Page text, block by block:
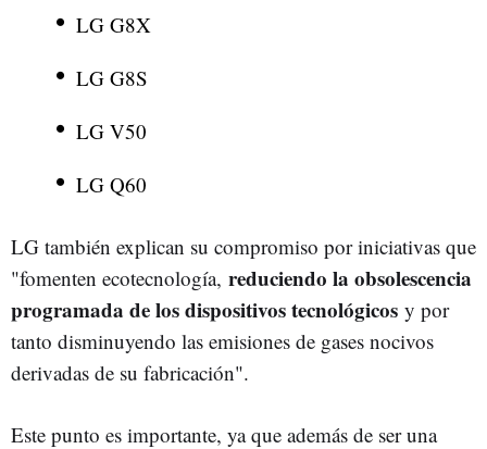
LG G8X
LG G8S
LG V50
LG Q60
LG también explican su compromiso por iniciativas que
"fomenten ecotecnología, reduciendo la obsolescencia
programada de los dispositivos tecnológicos y por
tanto disminuyendo las emisiones de gases nocivos
derivadas de su fabricación".
Este punto es importante, ya que además de ser una